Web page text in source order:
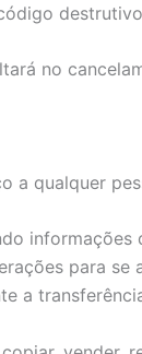
no
a qualquer
para
a